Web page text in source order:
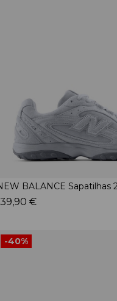
BALANCE Sapatilhas
€
-40%